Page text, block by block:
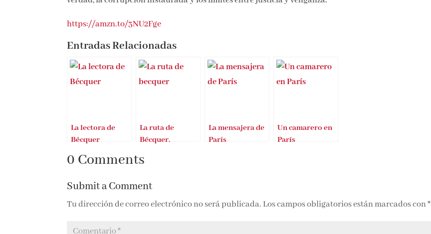
https://amzn.to/3NU2Fge
Entradas Relacionadas
La lectora de
Bécquer
La ruta de
Bécquer.
FITUR
La mensajera de
París
Un camarero en
París
0 Comments
Submit a Comment
Tu dirección de correo electrónico no será publicada. Los campos obligatorios están marcados con*